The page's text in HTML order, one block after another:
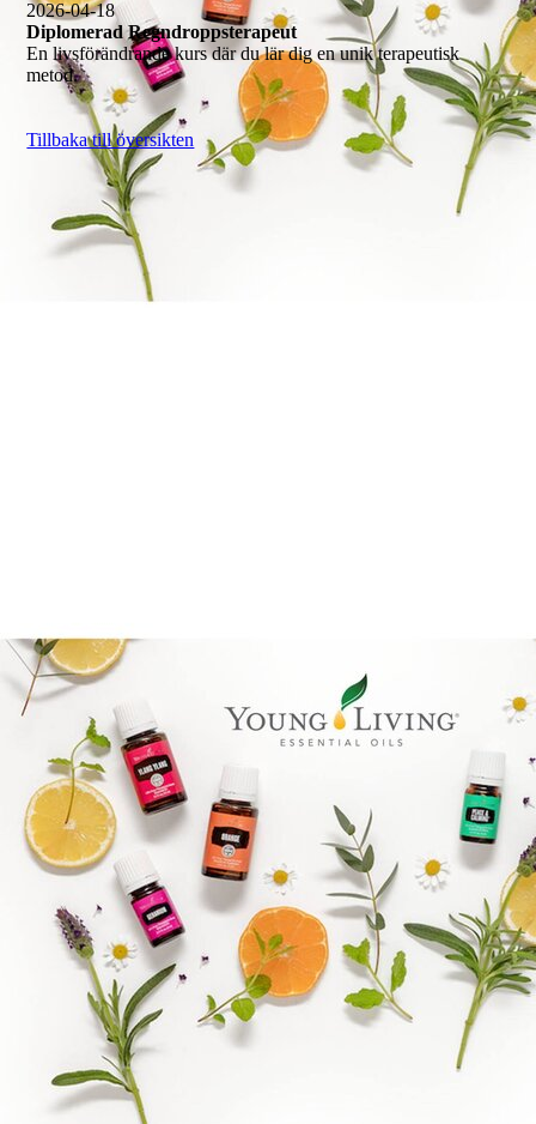
2026-04-18
Diplomerad Regndroppsterapeut
En livsförändrande kurs där du lär dig en unik terapeutisk
metod.
Tillbaka till översikten